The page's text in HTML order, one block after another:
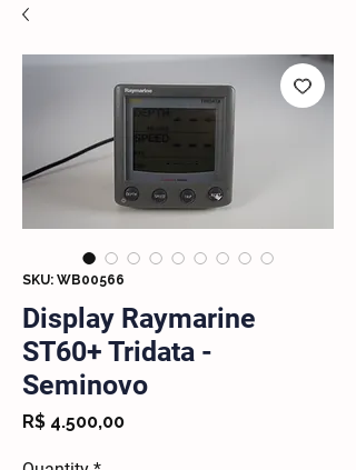
SKU: WB00566
Display Raymarine
ST60+ Tridata -
Seminovo
R$ 4.500,00Price